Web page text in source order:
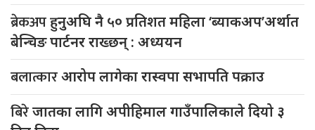
ब्रेकअपहुनुअघि नै ५० प्रतिशत महिला ‘ब्याकअप’अर्थात
बेन्चिङ पार्टनर राख्छन् : अध्ययन
बलात्कारआरोप लागेका रास्वपा सभापति पक्राउ
बिरेजातका लागि अपीहिमाल गाउँपालिकाले दियो ३